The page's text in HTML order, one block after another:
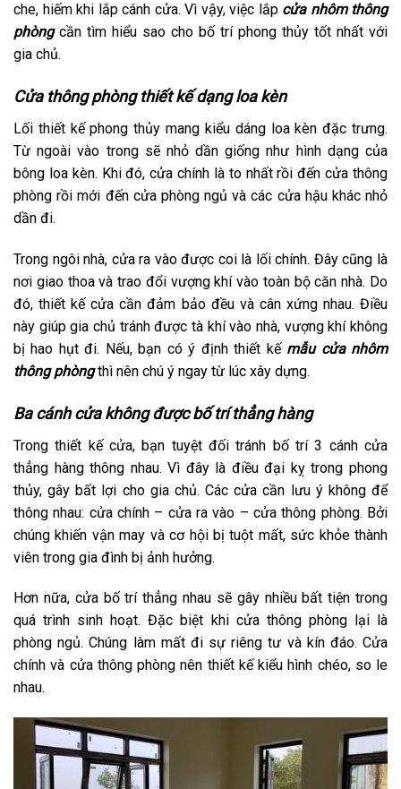
che, hiếm khi lắp cánh cửa. Vì vậy, việc lắp cửa nhôm thông
phòng cần tìm hiểu sao cho bố trí phong thủy tốt nhất với
gia chủ.
Cửa thông phòng thiết kế dạng loa kèn
Lối thiết kế phong thủy mang kiểu dáng loa kèn đặc trưng.
Từ ngoài vào trong sẽ nhỏ dần giống như hình dạng của
bông loa kèn. Khi đó, cửa chính là to nhất rồi đến cửa thông
phòng rồi mới đến cửa phòng ngủ và các cửa hậu khác nhỏ
dần đi.
Trong ngôi nhà, cửa ra vào được coi là lối chính. Đây cũng là
nơi giao thoa và trao đổi vượng khí vào toàn bộ căn nhà. Do
đó, thiết kế cửa cần đảm bảo đều và cân xứng nhau. Điều
này giúp gia chủ tránh được tà khí vào nhà, vượng khí không
bị hao hụt đi. Nếu, bạn có ý định thiết kế mẫu cửa nhôm
thông phòngthì nên chú ý ngay từ lúc xây dựng.
Ba cánh cửa không được bố trí thẳng hàng
Trong thiết kế cửa, bạn tuyệt đối tránh bố trí 3 cánh cửa
thẳng hàng thông nhau. Vì đây là điều đại kỵ trong phong
thủy, gây bất lợi cho gia chủ. Các cửa cần lưu ý không để
thông nhau: cửa chính – cửa ra vào – cửa thông phòng. Bởi
chúng khiến vận may và cơ hội bị tuột mất, sức khỏe thành
viên trong gia đình bị ảnh hưởng.
Hơn nữa, cửa bố trí thẳng nhau sẽ gây nhiều bất tiện trong
quá trình sinh hoạt. Đặc biệt khi cửa thông phòng lại là
phòng ngủ. Chúng làm mất đi sự riêng tư và kín đáo. Cửa
chính và cửa thông phòng nên thiết kế kiểu hình chéo, so le
nhau.